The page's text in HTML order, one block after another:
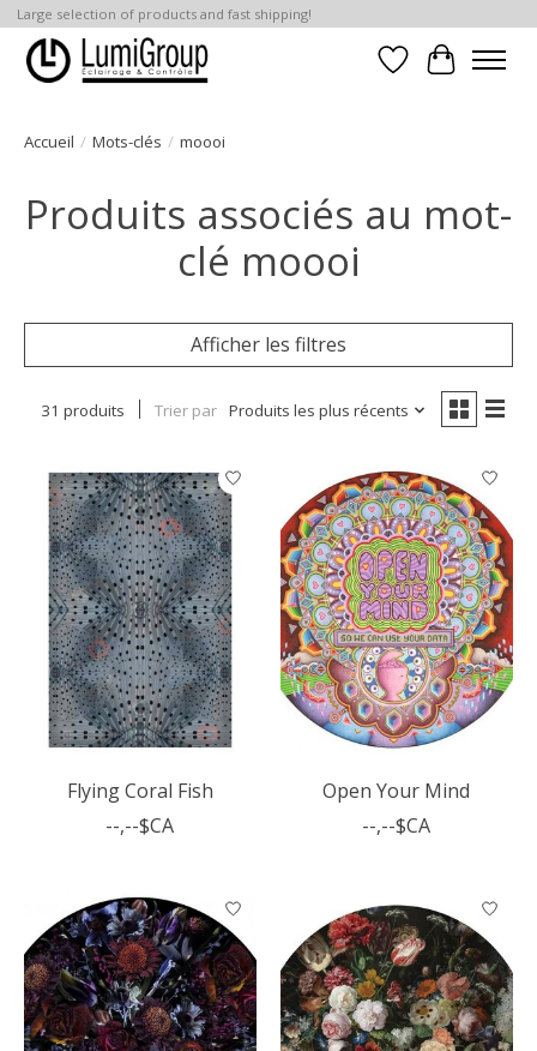
Large selection of products and fast shipping!
Liste dePanier
Accueil / Mots-clés / moooi
Produits associés au mot-
clé moooi
Afficher les filtres
31 produits Trier par Produits les plus récents
Flying Coral Fish
--,--$CA
Open Your Mind
--,--$CA